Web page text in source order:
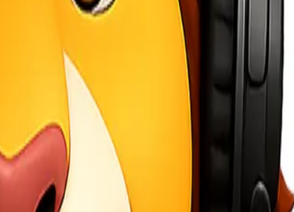
reguler hingga ekspres, Lionel Express siap
dalam bisnis dan berusaha memberikan solusi terbaik
dan distribusi. Hal ini memastikan bahwa setiap barang akan
memantau status kiriman secara real-time, sehingga
Salah satu keunggulan utama kami adalah pelayanan